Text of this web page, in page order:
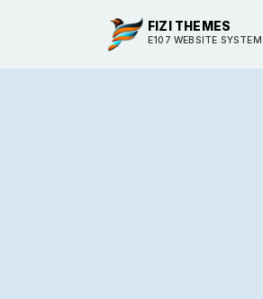
FIZI THEMES
E107 WEBSITE SYSTEM